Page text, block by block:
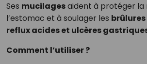
Ses mucilagesaident à protéger la
l’estomac et à soulager les
reflux acides et ulcères
Comment l’utiliser ?